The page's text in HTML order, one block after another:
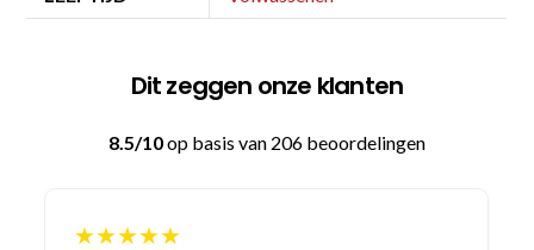
Dit zeggen onze klanten
8.5/10op basis van 206 beoordelingen
★★★★★